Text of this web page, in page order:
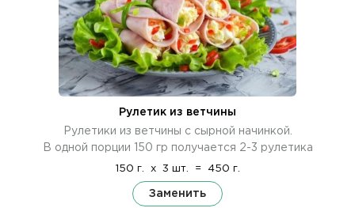
Рулетик из ветчины
Рулетики из ветчины с сырной начинкой.
В одной порции 150 гр получается 2-3 рулетика
150 г. x 3 шт. = 450 г.
Заменить